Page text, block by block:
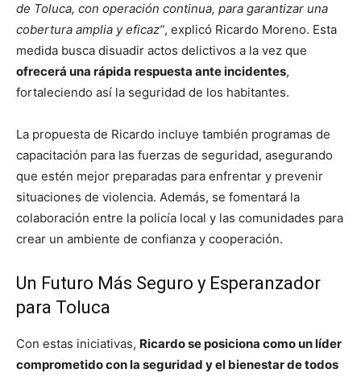
de Toluca, con operación continua, para garantizar una
cobertura amplia y eficaz”, explicó Ricardo Moreno. Esta
medida busca disuadir actos delictivos a la vez que
ofrecerá una rápida respuesta ante incidentes,
fortaleciendo así la seguridad de los habitantes.
La propuesta de Ricardo incluye también programas de
capacitación para las fuerzas de seguridad, asegurando
que estén mejor preparadas para enfrentar y prevenir
situaciones de violencia. Además, se fomentará la
colaboración entre la policía local y las comunidades para
crear un ambiente de confianza y cooperación.
Un Futuro Más Seguro y Esperanzador
para Toluca
Con estas iniciativas, Ricardo se posiciona como un líder
comprometido con la seguridad y el bienestar de todos